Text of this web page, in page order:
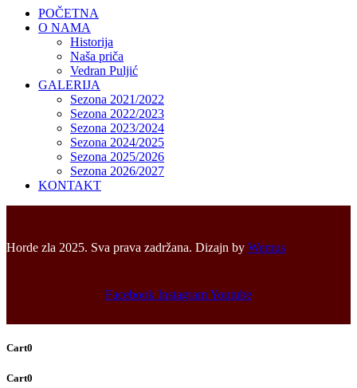
POČETNA
O NAMA
Historija
Naša priča
Vedran Puljić
GALERIJA
Sezona 2021/2022
Sezona 2022/2023
Sezona 2023/2024
Sezona 2024/2025
Sezona 2025/2026
Sezona 2026/2027
KONTAKT
Horde zla 2025. Sva prava zadržana. Dizajn by Wemus
Facebook InstagramYoutube
Cart0
Cart0